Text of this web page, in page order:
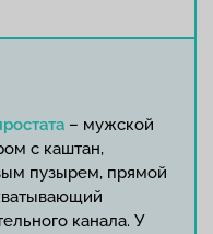
– мужской
с каштан,
пузырем, прямой
канала. У